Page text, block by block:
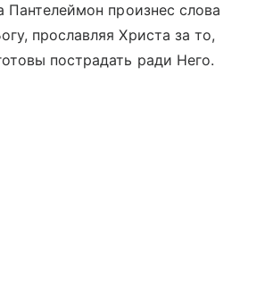
Пантелеймон произнес слова
прославляя Христа за то,
пострадать ради Него.